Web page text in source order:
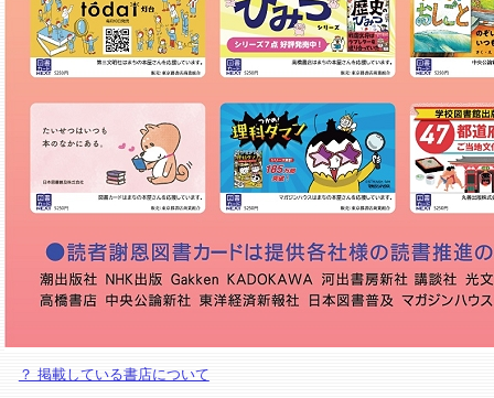
？ 掲載している書店について